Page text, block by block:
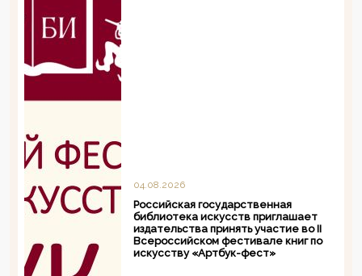
04.08.2026
Российская государственная
библиотека искусств приглашает
издательства принять участие во II
Всероссийском фестивале книг по
искусству «Артбук-фест»